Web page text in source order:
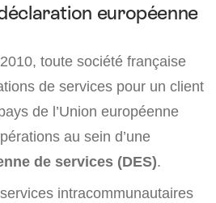
européenne
toute société française
de services pour un client
de l’Union européenne
au sein d’une
de services (DES).
intracommunautaires